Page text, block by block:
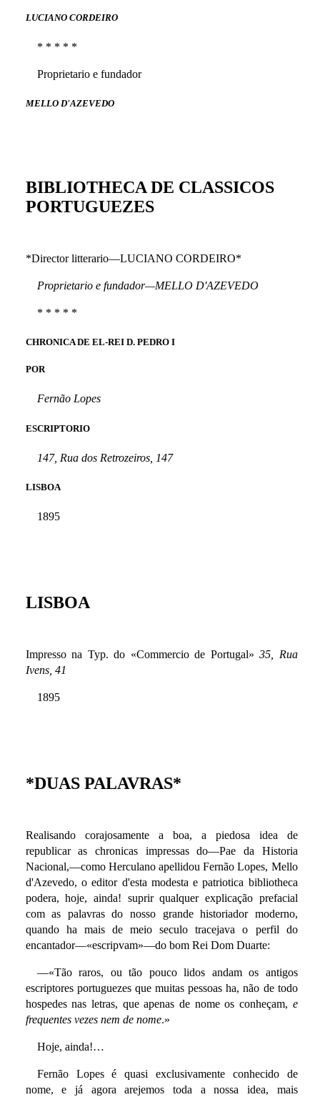
LUCIANO CORDEIRO
* * * * *
Proprietario e fundador
MELLO D'AZEVEDO
BIBLIOTHECA DE CLASSICOS
PORTUGUEZES
*Director litterario—LUCIANO CORDEIRO*
Proprietario e fundador—MELLO D'AZEVEDO
* * * * *
CHRONICA DE EL-REI D. PEDRO I
POR
Fernão Lopes
ESCRIPTORIO
147, Rua dos Retrozeiros, 147
LISBOA
1895
LISBOA
Impresso na Typ. do «Commercio de Portugal»35, Rua
Ivens, 41
1895
*DUAS PALAVRAS*
Realisando corajosamente a boa, a piedosa idea de
republicar as chronicas impressas do—Pae da Historia
Nacional,—como Herculano apellidou Fernão Lopes, Mello
d'Azevedo, o editor d'esta modesta e patriotica bibliotheca
podera, hoje, ainda! suprir qualquer explicação prefacial
com as palavras do nosso grande historiador moderno,
quando ha mais de meio seculo tracejava o perfil do
encantador—«escripvam»—do bom Rei Dom Duarte:
—«Tão raros, ou tão pouco lidos andam os antigos
escriptores portuguezes que muitas pessoas ha, não de todo
hospedes nas letras, que apenas de nome os conheçam, e
frequentes vezes nem de nome.»
Hoje, ainda!…
Fernão Lopes é quasi exclusivamente conhecido de
nome, e já agora arejemos toda a nossa idea, mais